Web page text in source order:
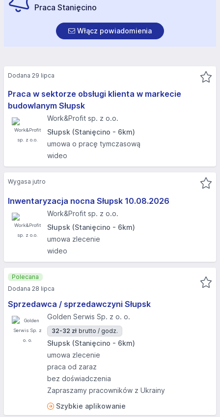
Praca Stanięcino
Włącz powiadomienia
Praca w sektorze obsługi klienta w markecie
budowlanym Słupsk
Work&Profit sp. z o.o.
Słupsk (Stanięcino - 6km)
umowa o pracę tymczasową
wideo
Dodana 29 lipca
Inwentaryzacja nocna Słupsk 10.08.2026​
Work&Profit sp. z o.o.
Słupsk (Stanięcino - 6km)
umowa zlecenie
wideo
Wygasa jutro
Sprzedawca / sprzedawczyni Słupsk
Golden Serwis Sp. z o. o.
32-32 zł brutto / godz.
Słupsk (Stanięcino - 6km)
umowa zlecenie
praca od zaraz
bez doświadczenia
Zapraszamy pracowników z Ukrainy
Szybkie aplikowanie
Polecana
Dodana 28 lipca